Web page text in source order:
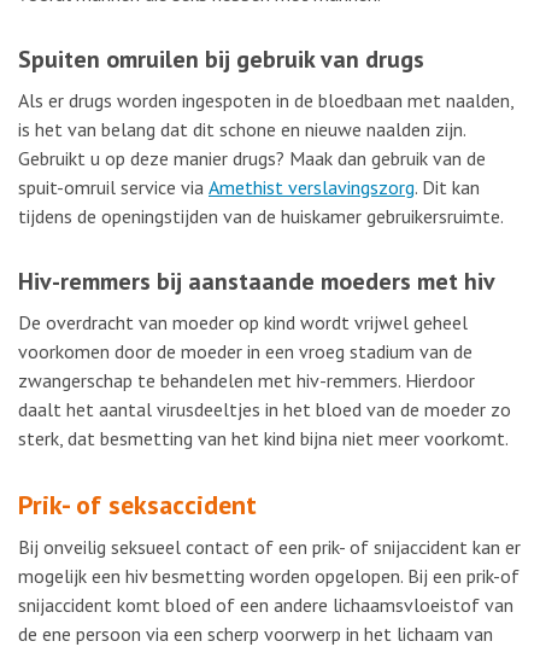
Spuiten omruilen bij gebruik van drugs
Als er drugs worden ingespoten in de bloedbaan met naalden,
is het van belang dat dit schone en nieuwe naalden zijn.
Gebruikt u op deze manier drugs? Maak dan gebruik van de
spuit-omruil service via Amethist verslavingszorg. Dit kan
tijdens de openingstijden van de huiskamer gebruikersruimte.
Hiv-remmers bij aanstaande moeders met hiv
De overdracht van moeder op kind wordt vrijwel geheel
voorkomen door de moeder in een vroeg stadium van de
zwangerschap te behandelen met hiv-remmers. Hierdoor
daalt het aantal virusdeeltjes in het bloed van de moeder zo
sterk, dat besmetting van het kind bijna niet meer voorkomt.
Prik- of seksaccident
Bij onveilig seksueel contact of een prik- of snijaccident kan er
mogelijk een hiv besmetting worden opgelopen. Bij een prik-of
snijaccident komt bloed of een andere lichaamsvloeistof van
de ene persoon via een scherp voorwerp in het lichaam van